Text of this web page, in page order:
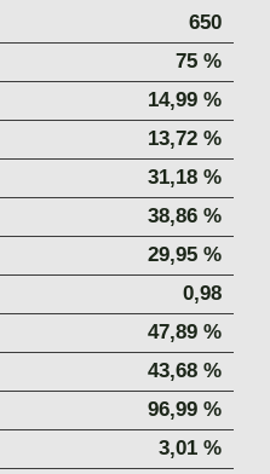
650
75 %
14,99 %
13,72 %
31,18 %
38,86 %
29,95 %
0,98
47,89 %
43,68 %
96,99 %
3,01 %